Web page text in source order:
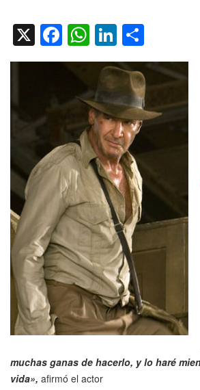
X Facebook
WhatsApp
LinkedIn
muchas ganas de hacerlo, y lo haré
vida», afirmó el actor